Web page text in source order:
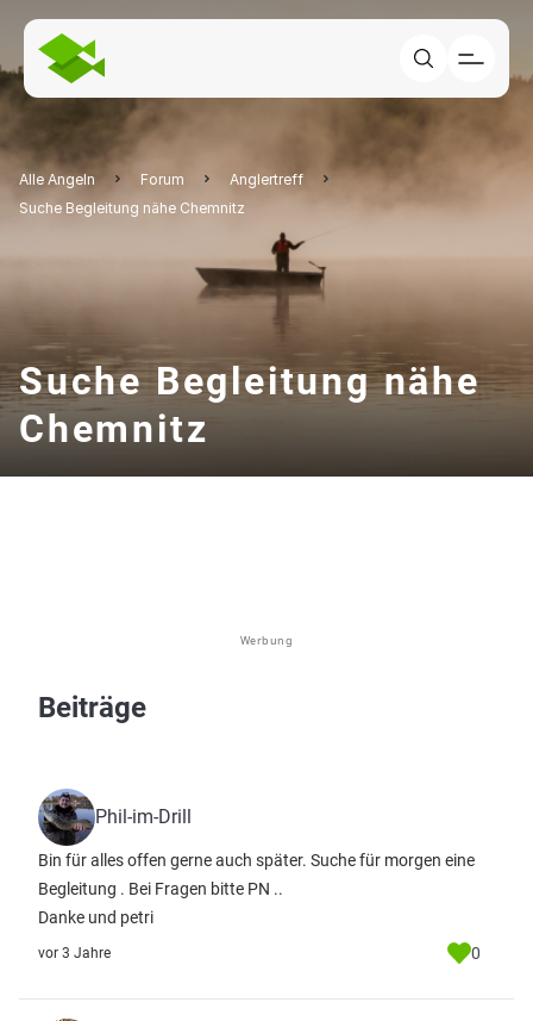
Alle Angeln Forum
Anglertreff
Suche Begleitung nähe Chemnitz
Suche Begleitung nähe
Chemnitz
Werbung
Beiträge
Phil-im-Drill
Bin für alles offen gerne auch später. Suche für morgen eine
Begleitung . Bei Fragen bitte PN ..
Danke und petri
vor 3 Jahre 0